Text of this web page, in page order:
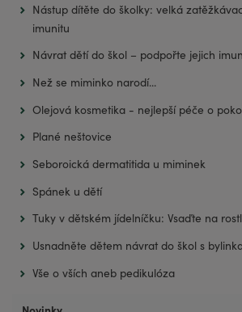
Nástup dítěte do školky: velká
imunitu
Návrat dětí do škol – podpořte jejich
Než se miminko narodí...
Olejová kosmetika - nejlepší péče o
Plané neštovice
Seboroická dermatitida u miminek
Spánek u dětí
Tuky v dětském jídelníčku: Vsaďte na
Usnadněte dětem návrat do škol s
Vše o vších aneb pedikulóza